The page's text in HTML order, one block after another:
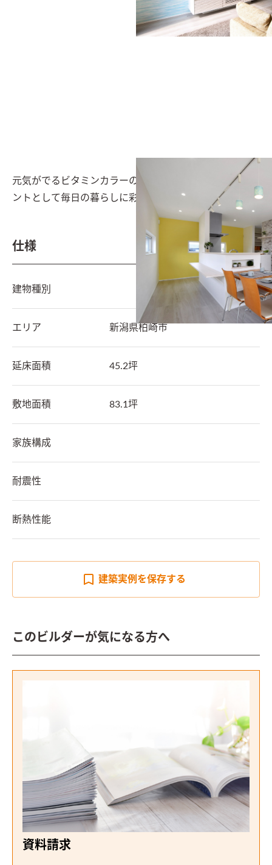
元気がでるビタミンカラーのイエローのクロスをアクセ
ントとして毎日の暮らしに彩をそえる
仕様
建物種別
エリア 新潟県柏崎市
延床面積 45.2坪
敷地面積 83.1坪
家族構成
耐震性
断熱性能
建築実例を保存する
このビルダーが気になる方へ
資料請求